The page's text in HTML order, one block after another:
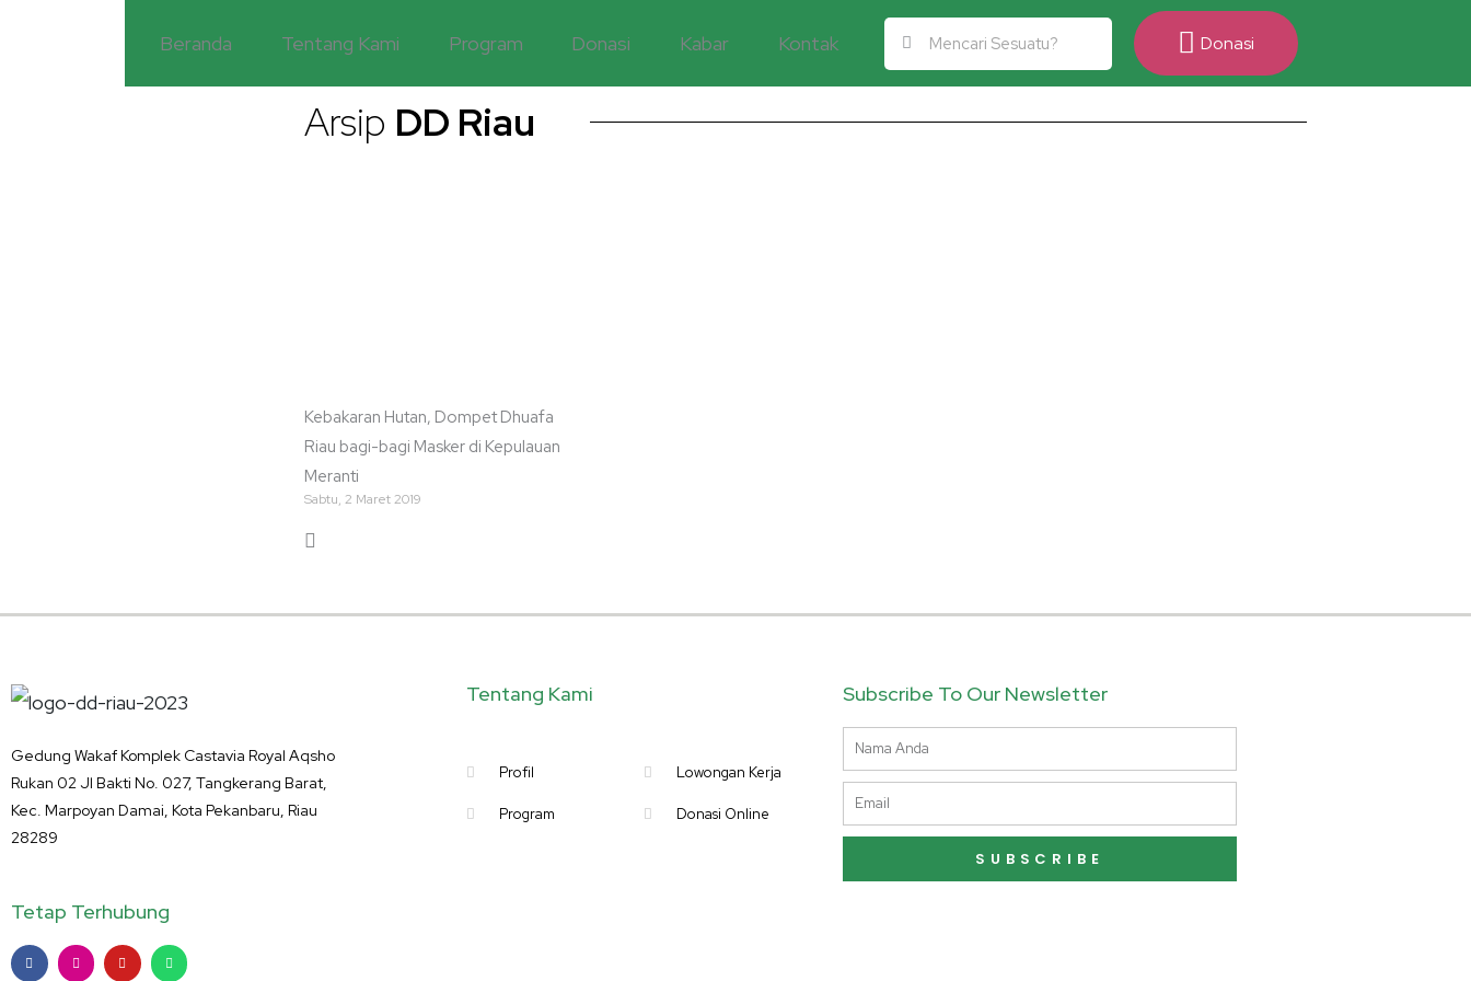
Beranda Tentang Kami Program Donasi Kabar Kontak Search Donasi
Arsip DD Riau
Kebakaran Hutan, Dompet Dhuafa
Riau bagi-bagi Masker di Kepulauan
Meranti
Sabtu, 2 Maret 2019
Gedung Wakaf Komplek Castavia Royal Aqsho
Rukan 02Jl Bakti No. 027, Tangkerang Barat,
Kec. Marpoyan Damai, Kota Pekanbaru, Riau
28289
Tetap Terhubung
F
a
I
n
Y
o
W
h
Tentang Kami
Profil
Program
Lowongan Kerja
Donasi Online
Subscribe To Our Newsletter
Name
Email
SUBSCRIBE